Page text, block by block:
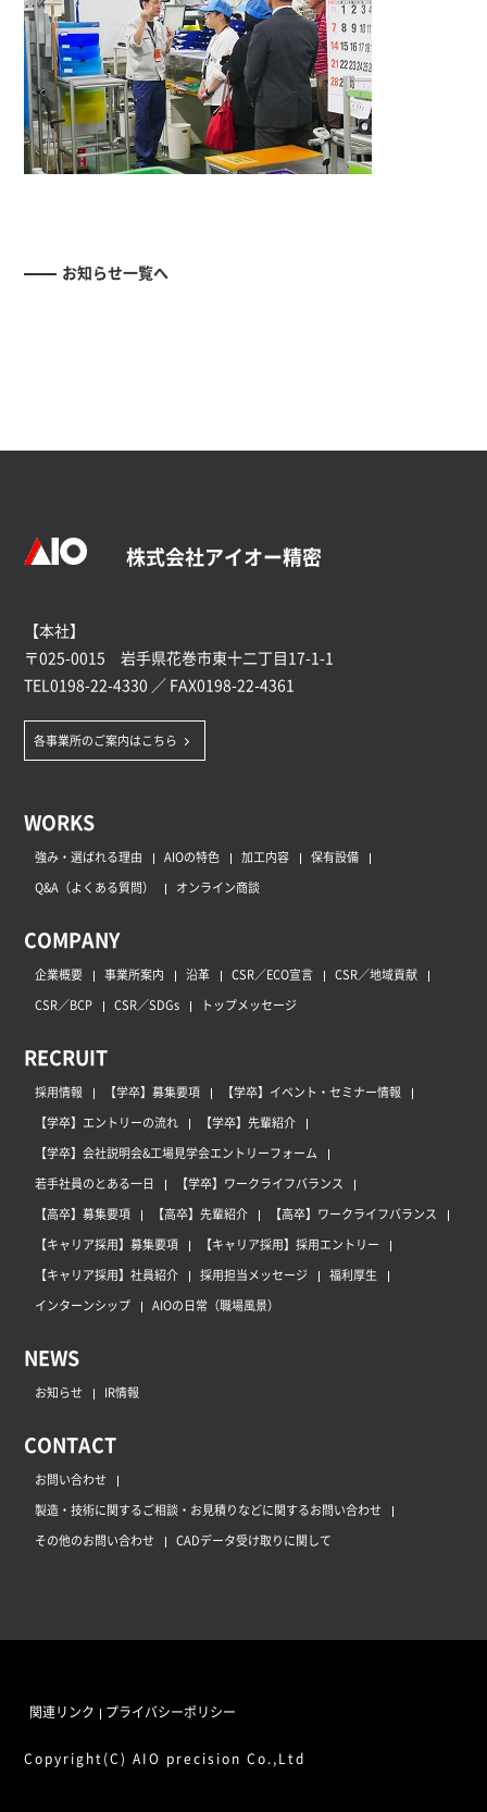
お知らせ一覧へ
株式会社アイオー精密
【本社】
〒025-0015 岩手県花巻市東十二丁目17-1-1
TEL0198-22-4330 ／ FAX0198-22-4361
各事業所のご案内はこちら
WORKS
強み・選ばれる理由 AIOの特色 加工内容
保有設備
Q&A（よくある質問）
オンライン商談
COMPANY
企業概要 事業所案内 沿革 CSR／ECO宣言
CSR／地域貢献
CSR／BCP
CSR／SDGs トップメッセージ
RECRUIT
採用情報 【学卒】募集要項
【学卒】イベント・セミナー情報
【学卒】エントリーの流れ
【学卒】先輩紹介
【学卒】会社説明会&工場見学会エントリーフォーム
若手社員のとある一日
【学卒】ワークライフバランス
【高卒】募集要項
【高卒】先輩紹介
【高卒】ワークライフバランス
【キャリア採用】募集要項
【キャリア採用】採用エントリー
【キャリア採用】社員紹介
採用担当メッセージ
福利厚生
インターンシップ
AIOの日常（職場風景）
NEWS
お知らせ IR情報
CONTACT
お問い合わせ
製造・技術に関するご相談・お見積りなどに関するお問い合わせ
その他のお問い合わせ
CADデータ受け取りに関して
Copyright(C) AIO precision Co.,Ltd
関連リンク プライバシーポリシー